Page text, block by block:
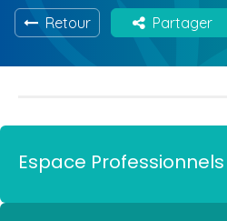
Retour Partager
Espace Professionnels